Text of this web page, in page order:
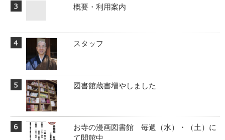
概要・利用案内
スタッフ
図書館蔵書増やしました
お寺の漫画図書館 毎週（水）・（土）に
て開館中